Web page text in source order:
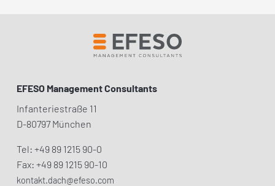
EFESO Management Consultants
Infanteriestraße 11
D-80797 München
Tel: +49 89 1215 90-0
Fax: +49 89 1215 90-10
kontakt.dach@efeso.com